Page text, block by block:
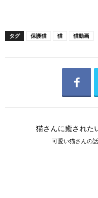
タグ 保護猫 猫 猫動画
猫さんに癒された
可愛い猫さんの